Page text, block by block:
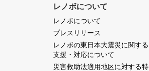
レノボについて
レノボについて
プレスリリース
レノボの東日本大震災に関する
支援・対応について
災害救助法適用地区に対する特